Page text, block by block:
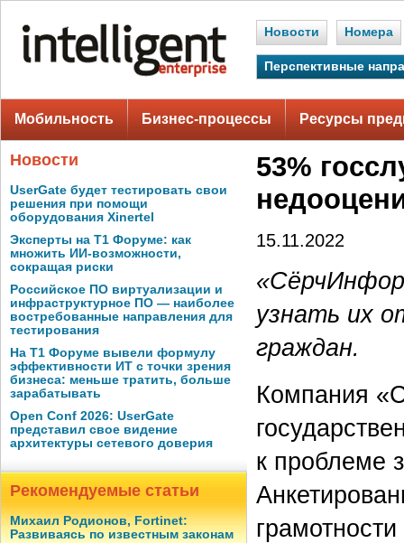
Новости Номера
Перспективные
Мобильность Бизнес-процессы Ресурсы
Новости
UserGate будет тестировать свои
решения при помощи
оборудования Xinertel
Эксперты на Т1 Форуме: как
множить ИИ-возможности,
сокращая риски
Российское ПО виртуализации и
инфраструктурное ПО — наиболее
востребованные направления для
тестирования
На Т1 Форуме вывели формулу
эффективности ИТ с точки зрения
бизнеса: меньше тратить, больше
зарабатывать
Open Conf 2026: UserGate
представил свое видение
архитектуры сетевого доверия
Рекомендуемые статьи
Михаил Родионов, Fortinet:
Развиваясь по известным законам
53%
15.11.2022
узнать их
граждан.
Компания
к проблеме